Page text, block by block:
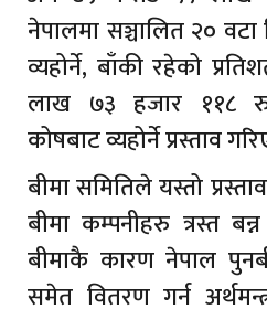
नेपालमा सञ्चालित २० वटा
व्यहोर्ने, बाँकी रहेको
लाख ७३ हजार ११८
कोषबाट व्यहोर्ने प्रस्ताव
बीमा समितिले यस्तो
बीमा कम्पनीहरु त्रस्त
बीमाकै कारण नेपाल
समेत वितरण गर्न